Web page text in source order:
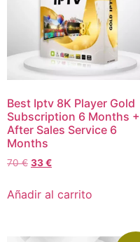
Best Iptv 8K Player Gold
Subscription 6 Months +
After Sales Service 6
Months
70€ 33€
Añadir al carrito